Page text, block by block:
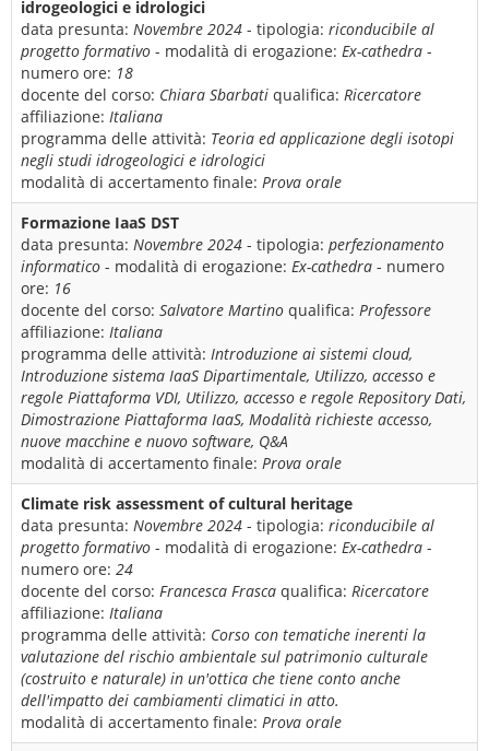
idrogeologici e idrologici
data presunta: Novembre 2024 - tipologia: riconducibile al
progetto formativo - modalità di erogazione: Ex-cathedra -
numero ore: 18
docente del corso: Chiara Sbarbati qualifica: Ricercatore
affiliazione: Italiana
programma delle attività: Teoria ed applicazione degli isotopi
negli studi idrogeologici e idrologici
modalità di accertamento finale: Prova orale
Formazione IaaS DST
data presunta: Novembre 2024 - tipologia: perfezionamento
informatico - modalità di erogazione: Ex-cathedra - numero
ore: 16
docente del corso: Salvatore Martino qualifica: Professore
affiliazione: Italiana
programma delle attività: Introduzione ai sistemi cloud,
Introduzione sistema IaaS Dipartimentale, Utilizzo, accesso e
regole Piattaforma VDI, Utilizzo, accesso e regole Repository Dati,
Dimostrazione Piattaforma IaaS, Modalità richieste accesso,
nuove macchine e nuovo software, Q&A
modalità di accertamento finale: Prova orale
Climate risk assessment of cultural heritage
data presunta: Novembre 2024 - tipologia: riconducibile al
progetto formativo - modalità di erogazione: Ex-cathedra -
numero ore: 24
docente del corso: Francesca Frasca qualifica: Ricercatore
affiliazione: Italiana
programma delle attività: Corso con tematiche inerenti la
valutazione del rischio ambientale sul patrimonio culturale
(costruito e naturale) in un'ottica che tiene conto anche
dell'impatto dei cambiamenti climatici in atto.
modalità di accertamento finale: Prova orale